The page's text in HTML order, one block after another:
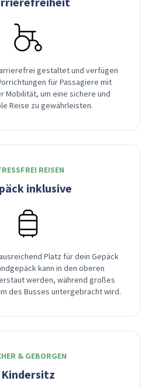
gestaltet und verfügen
für Passagiere mit
Mobilität, um eine sichere und
Reise zu gewährleisten.
REISEN
inklusive
Platz für dein Gepäck
kann in den oberen
werden, während großes
des Busses untergebracht wird.
& GEBORGEN
Kindersitz